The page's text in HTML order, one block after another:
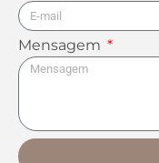
Mensagem